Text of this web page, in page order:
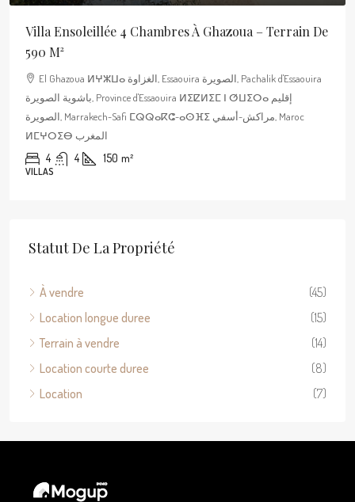
Villa Ensoleillée 4 Chambres À Ghazoua – Terrain De
590 M²
El Ghazoua ⵍⵖⵣⵡⴰ الغزاوة, Essaouira الصويرة, Pachalik d'Essaouira
باشوية الصويرة, Province d'Essaouira ⵍⵉⵇⵍⵉⵎ ⵏ ⵚⵡⵉⵔⴰ إقليم
الصويرة, Marrakech-Safi ⵎⵕⵕⴰⴽⵛ-ⴰⵙⴼⵉ مراكش-أسفي, Maroc
ⵍⵎⵖⵔⵉⴱ المغرب
4 4 150 m²
VILLAS
Statut De La Propriété
À vendre
(45)
Location longue duree
(15)
Terrain à vendre
(14)
Location courte duree
(8)
Location
(7)